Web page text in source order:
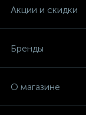
Акции и скидки
Бренды
О магазине